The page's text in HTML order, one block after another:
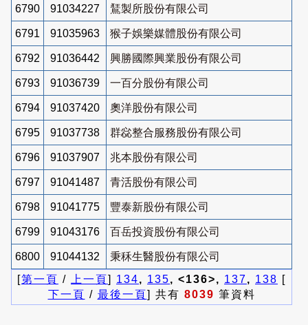
6790 91034227 鵟製所股份有限公司
6791 91035963 猴子娛樂媒體股份有限公司
6792 91036442 興勝國際興業股份有限公司
6793 91036739 一百分股份有限公司
6794 91037420 奧洋股份有限公司
6795 91037738 群惢整合服務股份有限公司
6796 91037907 兆本股份有限公司
6797 91041487 青活股份有限公司
6798 91041775 豐泰新股份有限公司
6799 91043176 百岳投資股份有限公司
6800 91044132
秉秝生醫股份有限公司
[第一頁 / 上一頁] 134, 135, <136>, 137, 138 [
下一頁 / 最後一頁] 共有 8039 筆資料